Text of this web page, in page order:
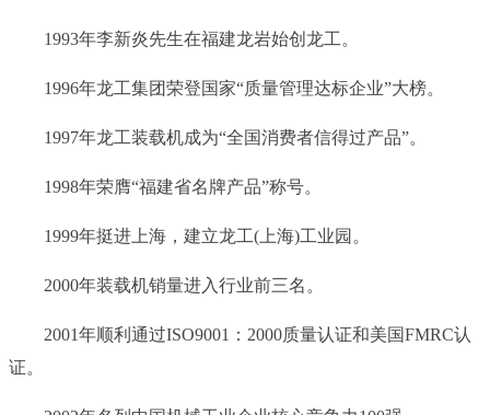
1993年李新炎先生在福建龙岩始创龙工。
1996年龙工集团荣登国家“质量管理达标企业”大榜。
1997年龙工装载机成为“全国消费者信得过产品”。
1998年荣膺“福建省名牌产品”称号。
1999年挺进上海，建立龙工(上海)工业园。
2000年装载机销量进入行业前三名。
2001年顺利通过ISO9001：2000质量认证和美国FMRC认
证。